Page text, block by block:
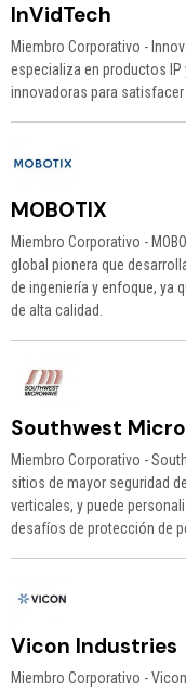
InVidTech
Miembro Corporativo -
especializa en productos
innovadoras para
MOBOTIX
Miembro Corporativo -
global pionera que
de ingeniería y enfoque, ya
de alta calidad.
Southwest
Miembro Corporativo -
sitios de mayor seguridad
verticales, y puede
desafíos de protección de
Vicon Industries
Miembro Corporativo -